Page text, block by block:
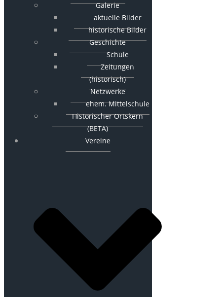
Galerie
aktuelle Bilder
historische Bilder
Geschichte
Schule
Zeitungen
(historisch)
Netzwerke
ehem. Mittelschule
Historischer Ortskern
(BETA)
Vereine